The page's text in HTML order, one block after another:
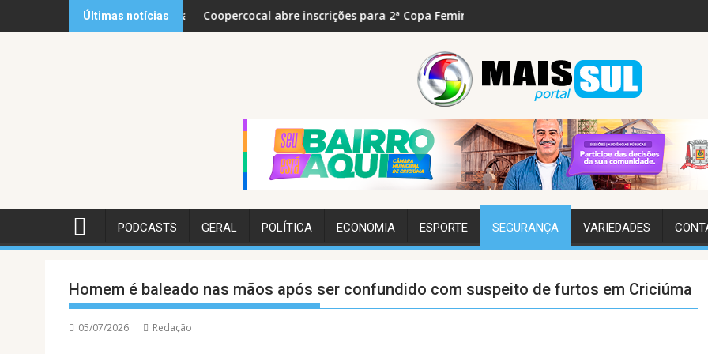
to
Últimas notícias
tarde gratuita para pais e filhos neste sábado
Coopercocal abre inscrições para 2ª Copa Feminina de Bocha em setembroJosé Galló e presidente da Catarinense são
PODCASTS GERAL POLÍTICA ECONOMIA ESPORTE SEGURANÇA VARIEDADES
Homem é baleado nas mãos após ser confundido com suspeito de furtos em Criciúma
05/07/2026 Redação